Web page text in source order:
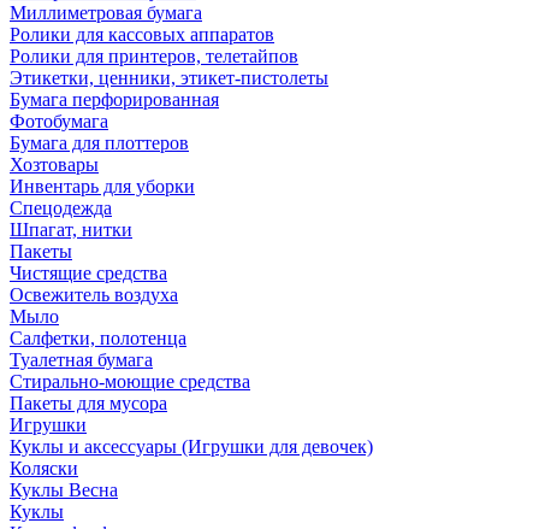
Миллиметровая бумага
Ролики для кассовых аппаратов
Ролики для принтеров, телетайпов
Этикетки, ценники, этикет-пистолеты
Бумага перфорированная
Фотобумага
Бумага для плоттеров
Хозтовары
Инвентарь для уборки
Спецодежда
Шпагат, нитки
Пакеты
Чистящие средства
Освежитель воздуха
Мыло
Салфетки, полотенца
Туалетная бумага
Стирально-моющие средства
Пакеты для мусора
Игрушки
Куклы и аксессуары (Игрушки для девочек)
Коляски
Куклы Весна
Куклы